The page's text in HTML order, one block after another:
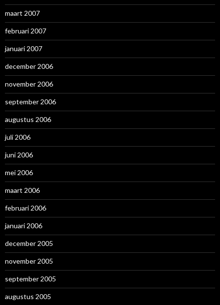
maart 2007
februari 2007
januari 2007
december 2006
november 2006
september 2006
augustus 2006
juli 2006
juni 2006
mei 2006
maart 2006
februari 2006
januari 2006
december 2005
november 2005
september 2005
augustus 2005